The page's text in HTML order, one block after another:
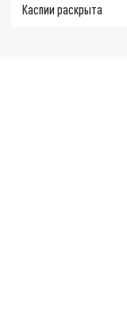
Каспии раскрыта